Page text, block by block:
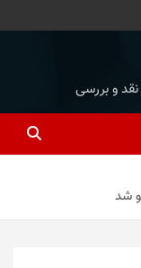
نقد و بررسی
شد